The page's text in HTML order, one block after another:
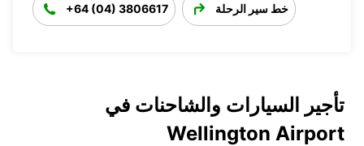
+64 (04) 3806617 خط سير الرحلة
تأجير السيارات والشاحنات في
Wellington Airport